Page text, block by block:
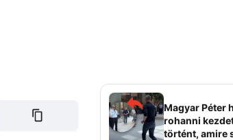
Magyar Péter
rohanni
történt, amire